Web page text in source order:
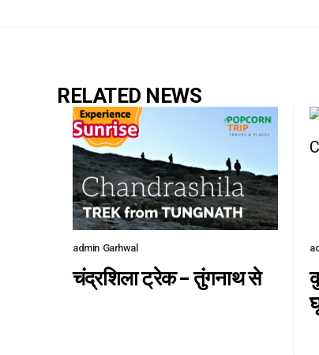
RELATED NEWS
admin Garhwal
चंद्रशिला ट्रेक – तुंगनाथ से